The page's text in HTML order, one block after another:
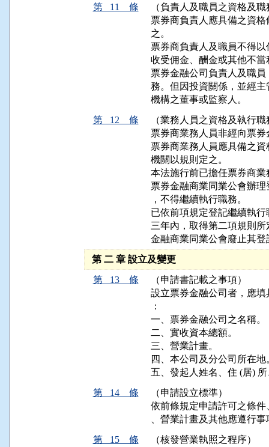
第 11 條
（負責人及職員之資格及
票券商負責人應具備之資
之。
票券商負責人及職員不得
收受佣金、酬金或其他不當
票券金融公司負責人及職
務。但因投資關係，並經
機構之董事或監察人。
第 12 條
（業務人員之資格及執行職
票券商業務人員非經向票
票券商業務人員應具備之
機關以規則定之。
本法施行前已擔任票券商
票券金融商業同業公會辦
，不得繼續執行職務。
已依前項規定登記繼續執
三年內，取得第二項規則
金融商業同業公會廢止其登
第 二 章 設立及變更
第 13 條
（申請書記載之事項）
設立票券金融公司者，應
：
一、票券金融公司之名稱。
二、實收資本總額。
三、營業計畫。
四、本公司及分公司所在地
五、發起人姓名、住 (居)
第 14 條
（申請設立標準）
依前條規定申請許可之條
、營業計畫及其他應遵行
第 15 條
（核發營業執照之程序）